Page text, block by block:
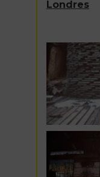
Londres